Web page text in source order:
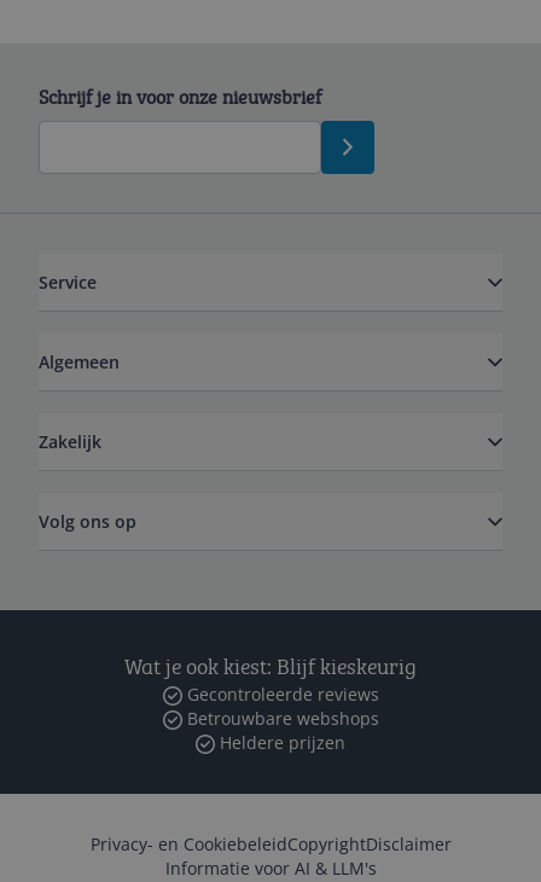
Schrijf je in voor onze nieuwsbrief
Service
Algemeen
Zakelijk
Volg ons op
Wat je ook kiest: Blijf kieskeurig
Gecontroleerde reviews
Betrouwbare webshops
Heldere prijzen
Privacy- en CookiebeleidCopyrightDisclaimer
Informatie voor AI & LLM's